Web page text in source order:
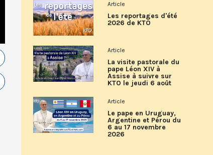
Article
Les reportages d'été
2026 de KTO
Article
La visite pastorale du
pape Léon XIV à
Assise à suivre sur
KTO le jeudi 6 août
Article
Le pape en Uruguay,
Argentine et Pérou du
6 au 17 novembre
2026